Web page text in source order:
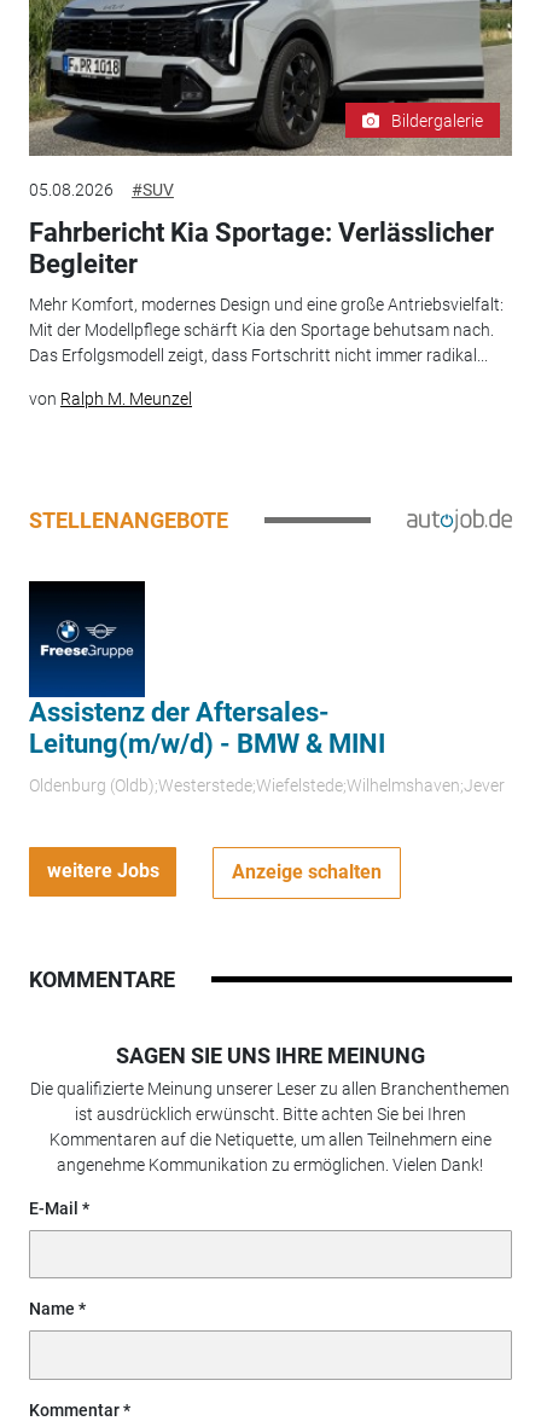
Bildergalerie
05.08.2026 #SUV
Fahrbericht Kia Sportage: Verlässlicher
Begleiter
Mehr Komfort, modernes Design und eine große Antriebsvielfalt:
Mit der Modellpflege schärft Kia den Sportage behutsam nach.
Das Erfolgsmodell zeigt, dass Fortschritt nicht immer radikal...
von Ralph M. Meunzel
STELLENANGEBOTE
Assistenz der Aftersales-
Leitung(m/w/d) - BMW & MINI
Oldenburg (Oldb);Westerstede;Wiefelstede;Wilhelmshaven;Jever
weitere Jobs Anzeige schalten
KOMMENTARE
SAGEN SIE UNS IHRE MEINUNG
Die qualifizierte Meinung unserer Leser zu allen Branchenthemen
ist ausdrücklich erwünscht. Bitte achten Sie bei Ihren
Kommentaren auf die Netiquette, um allen Teilnehmern eine
angenehme Kommunikation zu ermöglichen. Vielen Dank!
E-Mail
Name
Kommentar